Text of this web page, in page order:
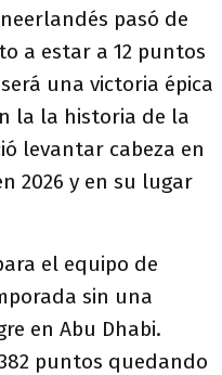
pasó de
a estar a 12 puntos
una victoria épica
la la historia de la
levantar cabeza en
2026 y en su lugar
el equipo de
sin una
en Abu Dhabi.
puntos quedando